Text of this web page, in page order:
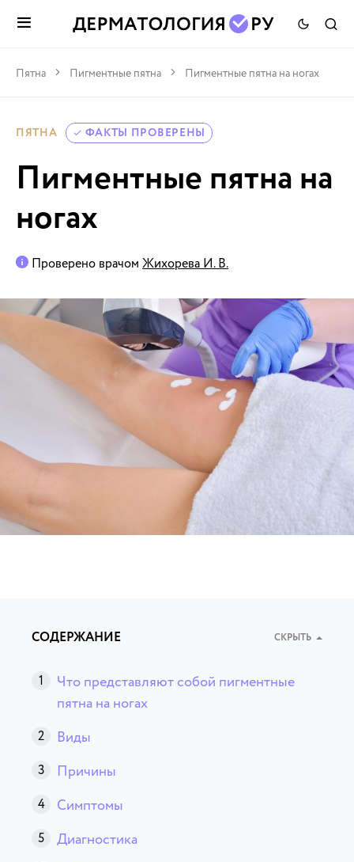
Пятна Пигментные пятна Пигментные пятна на ногах
ПЯТНА ФАКТЫ ПРОВЕРЕНЫ
Пигментные пятна на
ногах
Проверено врачом Жихорева И. В.
СОДЕРЖАНИЕ СКРЫТЬ
Что представляют собой пигментные
пятна на ногах
Виды
Причины
Симптомы
Диагностика